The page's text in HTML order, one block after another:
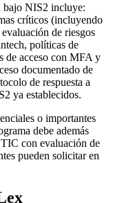
bajo NIS2 incluye:
críticos (incluyendo
de riesgos
políticas de
de acceso con MFA y
documentado de
de respuesta a
ya establecidos.
o importantes
debe además
con evaluación de
pueden solicitar en